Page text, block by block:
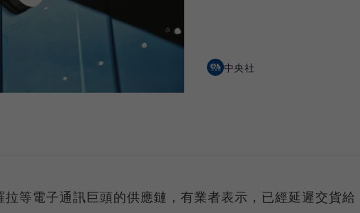
中央社
等電子通訊巨頭的供應鏈，有業者表示，已經延遲交貨給